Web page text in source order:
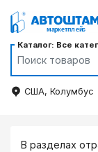
Каталог: Все
США, Колумбус
В разделах